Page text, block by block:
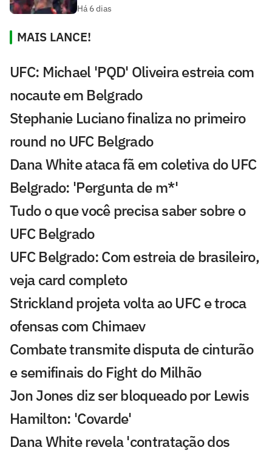
Há 6 dias
MAIS LANCE!
UFC: Michael 'PQD' Oliveira estreia com
nocaute em Belgrado
Stephanie Luciano finaliza no primeiro
round no UFC Belgrado
Dana White ataca fã em coletiva do UFC
Belgrado: 'Pergunta de m*'
Tudo o que você precisa saber sobre o
UFC Belgrado
UFC Belgrado: Com estreia de brasileiro,
veja card completo
Strickland projeta volta ao UFC e troca
ofensas com Chimaev
Combate transmite disputa de cinturão
e semifinais do Fight do Milhão
Jon Jones diz ser bloqueado por Lewis
Hamilton: 'Covarde'
Dana White revela 'contratação dos